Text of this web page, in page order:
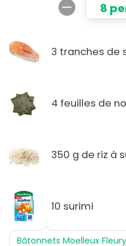
8
3 tranches de
4 feuilles de
350 g de riz à
10 surimi
Bâtonnets Moelleux